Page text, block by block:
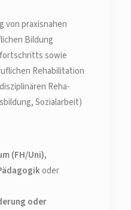
von praxisnahen
Bildung
sowie
Rehabilitation
Reha-
Sozialarbeit)
(FH/Uni),
oder
oder